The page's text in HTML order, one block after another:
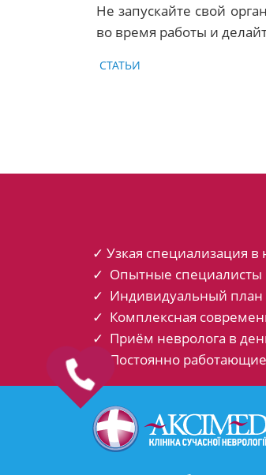
Не запускайте свой
во время работы и
CATEGORIES
СТАТЬИ
по
✓ Узкая специализация в
✓ Опытные специалисты
✓ Индивидуальный план
✓ Комплексная
✓ Приём невролога в
✓ Постоянно